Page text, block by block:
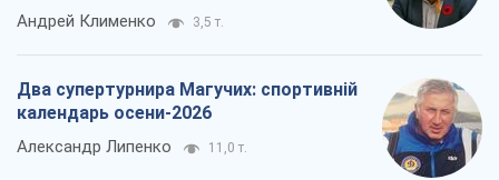
Андрей Клименко 3,5 т.
Два супертурнира Магучих: спортивній
календарь осени-2026
Александр Липенко 11,0 т.